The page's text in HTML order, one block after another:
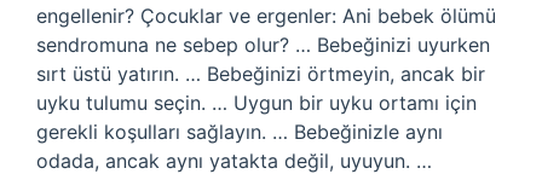
engellenir? Çocuklar ve ergenler: Ani bebek ölümü
sendromuna ne sebep olur? … Bebeğinizi uyurken
sırt üstü yatırın. … Bebeğinizi örtmeyin, ancak bir
uyku tulumu seçin. … Uygun bir uyku ortamı için
gerekli koşulları sağlayın. … Bebeğinizle aynı
odada, ancak aynı yatakta değil, uyuyun. …